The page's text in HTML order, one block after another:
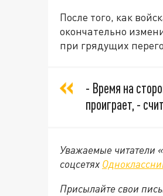
После того, как
окончательно
при грядущих
- Время на
проиграет, -
Уважаемые читатели
соцсетях
Присылайте свои